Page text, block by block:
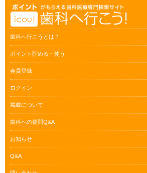
歯科へ行こうとは？
ポイント貯める・使う
会員登録
ログイン
掲載について
歯科への疑問Q&A
お知らせ
Q&A